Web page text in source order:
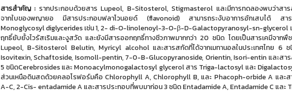
สารสำคัญ : รากประกอบด้วยสาร Lupeol, B-Sitosterol, Stigmasterol และมีการทดลองพบว่าสา
จากใบของพญายอ มีสารประกอบฟลาโวนอยด์ (flavonoid) สามารถระงับอาการอักเสบได้ สาร
Monoglycosyl diglycerides เช่น 1, 2- di-O-linolenoyl-3-O-β-D-Galactopyranosyl-sn-glycerol
ฤทธิ์ยับยั้งไวรัสเริมและงูสวัด และยังมีสารออกฤทธิ์ทางชีวภาพมากกว่า 20 ชนิด โดยเป็นสารเคมีจาก
Lupeol, B-Sitosterol Belutin, Myricyl alcohol และสารสกัดที่ได้จากเมทานอลในประเทศไทย 6
Isovitexin, Schaftoside, Isomoll-pentin, 7-0-B-Glucopyranoside, Orientin, Isori-entin และสา
5 ชนิดCerebrosides และ Monoacylmonogalactosyl glycerol สาร Triga-lactosyl และ
ส่วนเหนือดินสดด้วยคลอโรฟอร์มคือ Chlorophyll A, Chlorophyll B, และ Phacoph-orbide A และ
A-C, 2-Cis- entadamide A และสารประกอบที่พบมาก่อน 3 ชนิด Entadamide A, Entadamide C แล